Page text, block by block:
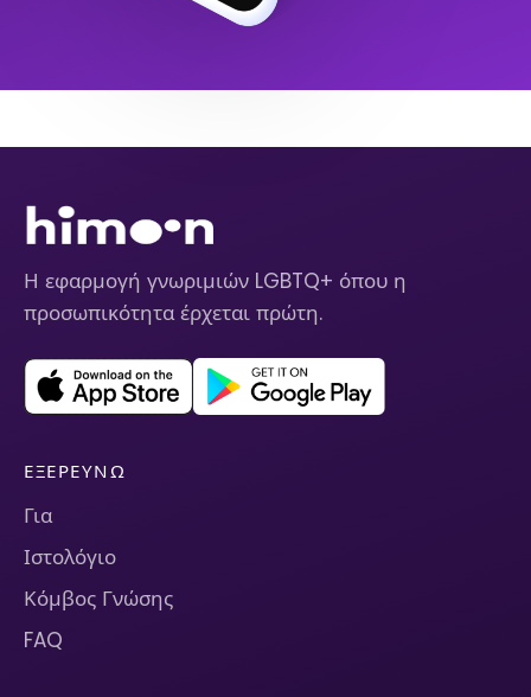
Η εφαρμογή γνωριμιών LGBTQ+ όπου η
προσωπικότητα έρχεται πρώτη.
ΕΞΕΡΕΥΝΏ
Για
Ιστολόγιο
Κόμβος Γνώσης
FAQ